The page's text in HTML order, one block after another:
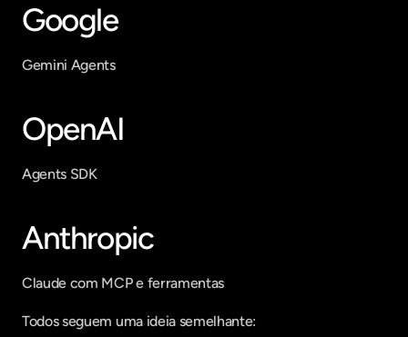
Google
Gemini Agents
OpenAI
Agents SDK
Anthropic
Claude com MCP e ferramentas
Todos seguem uma ideia semelhante: